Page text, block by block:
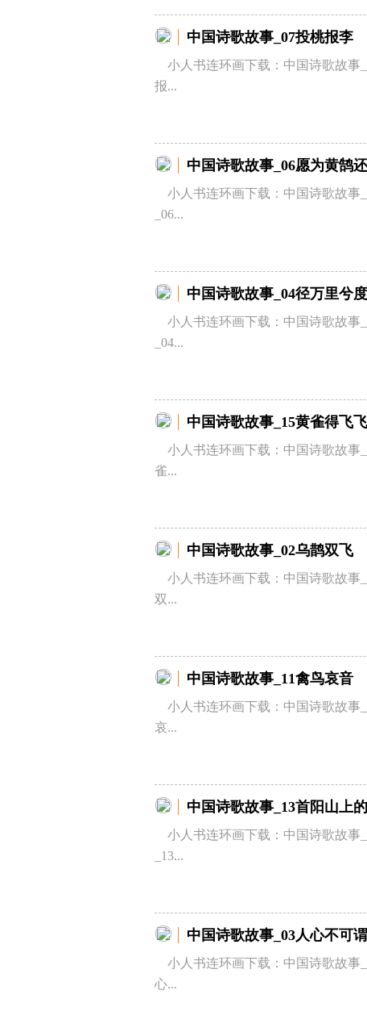
中国诗歌故事_07投桃报李
小人书连环画下载：中国诗歌故
报...
中国诗歌故事_06愿为黄鹄
小人书连环画下载：中国诗歌故
_06...
中国诗歌故事_04径万里兮
小人书连环画下载：中国诗歌故
_04...
中国诗歌故事_15黄雀得飞飞
小人书连环画下载：中国诗歌故
雀...
中国诗歌故事_02乌鹊双飞
小人书连环画下载：中国诗歌故
双...
中国诗歌故事_11禽鸟哀音
小人书连环画下载：中国诗歌故
哀...
中国诗歌故事_13首阳山上
小人书连环画下载：中国诗歌故
_13...
中国诗歌故事_03人心不可谓
小人书连环画下载：中国诗歌故
心...